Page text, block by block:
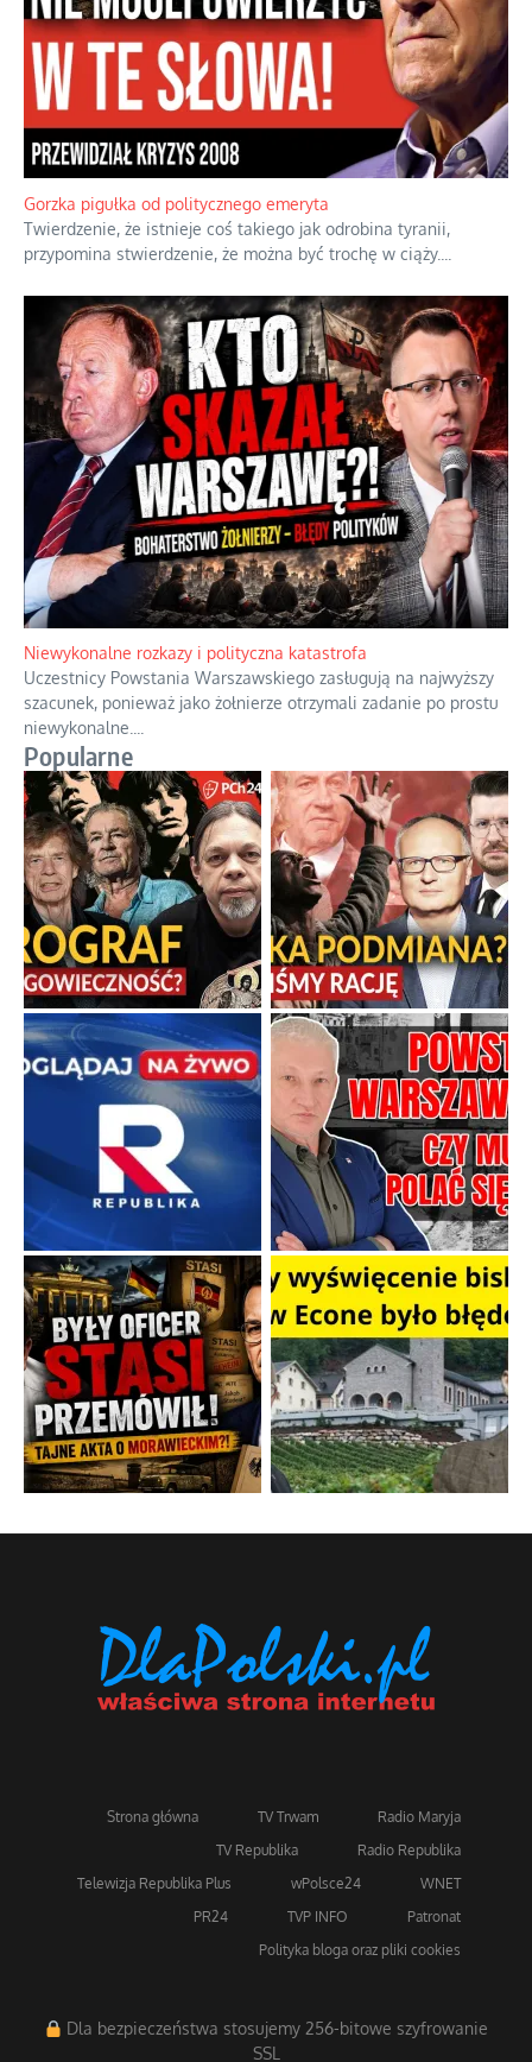
Gorzka pigułka od politycznego emeryta
Twierdzenie, że istnieje coś takiego jak odrobina tyranii,
przypomina stwierdzenie, że można być trochę w ciąży.
Niewykonalne rozkazy i polityczna katastrofa
Uczestnicy Powstania Warszawskiego zasługują na najwyższy
szacunek, ponieważ jako żołnierze otrzymali zadanie po prostu
niewykonalne.
Popularne
Strona główna TV Trwam
Radio Maryja
TV Republika
Radio Republika
Telewizja Republika Plus
wPolsce24
WNET
PR24
TVP INFO
Patronat
Polityka bloga oraz pliki cookies
Dla bezpieczeństwa stosujemy 256-bitowe szyfrowanie
SSL